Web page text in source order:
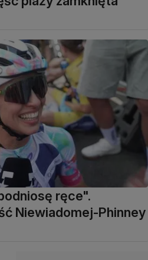
ręce".
Niewiadomej-Phinney